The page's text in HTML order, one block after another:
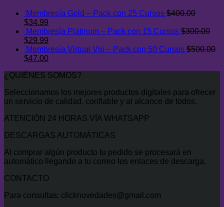
$29.00.$9.00.
Membresía Gold – Pack con 25 Cursos $400.00
El
precio
original
era:
$400.00.
$34.99
precio
es:
$34.99.
Membresía Platinum – Pack con 15 Cursos $300.00
El
precio
original
$300.00.
$29.99
precio
actual
$29.99.
Membresía Virtual Vip – Pack con 50 Cursos $500.00
El
original
$500.00.
$47.00El
actual
$47.00.
¿QUIÉNES SOMOS?
Seleccionamos los mejores productos digitales para ofrecer
un servicio de calidad, confiable y al alcance de todos.
ATENCIÓN 24 HORAS VÍA WHATSAPP
DESCARGAS AUTOMÁTICAS
Al comprar algún producto tu pedido se procesará en
automático llegando a tu correo los enlaces de descarga.
CONTACTO
Para consultas: clicknovedades@gmail.com